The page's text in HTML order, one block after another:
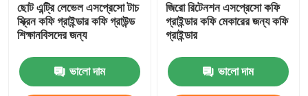
ছোট এন্ট্রি লেভেল এসপ্রেসো টাচ
স্ক্রিন কফি গ্রাইন্ডার কফি গ্রাউন্ড
শিক্ষানবিসদের জন্য
ভালো দাম
জিরো রিটেনশন এসপ্রেসো কফি
গ্রাইন্ডার কফি মেকারের জন্য কফি
গ্রাইন্ডার
ভালো দাম